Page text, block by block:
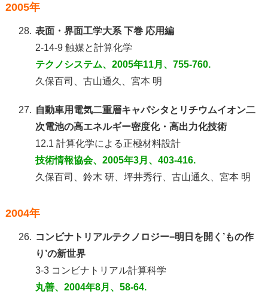
2005年
28. 表面・界面工学大系 下巻 応用編
2-14-9 触媒と計算化学
テクノシステム、2005年11月、755-760.
久保百司、古山通久、宮本 明
27. 自動車用電気二重層キャパシタとリチウムイオン二
次電池の高エネルギー密度化・高出力化技術
12.1 計算化学による正極材料設計
技術情報協会、2005年3月、403-416.
久保百司、鈴木 研、坪井秀行、古山通久、宮本 明
2004年
26. コンビナトリアルテクノロジー−明日を開く’もの作
り’の新世界
3-3 コンビナトリアル計算科学
丸善、2004年8月、58-64.